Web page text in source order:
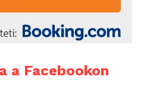
a Facebookon